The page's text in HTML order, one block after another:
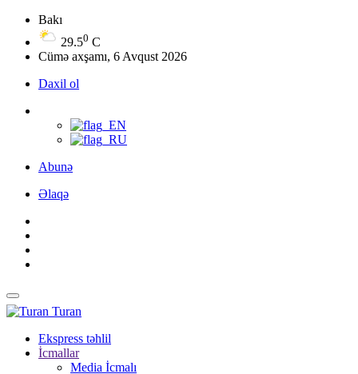
Bakı
29.50 C
Cümə axşamı, 6 Avqust 2026
Daxil ol
Abunə
Əlaqə
Turan
Ekspress təhlil
İcmallar
Media İcmalı